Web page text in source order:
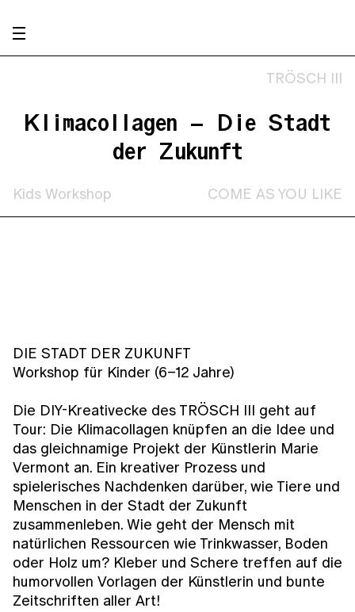
TRÖSCH III
Klimacollagen – Die Stadt
der Zukunft
Kids Workshop COME AS YOU LIKE
DIE STADT DER ZUKUNFT
Workshop für Kinder (6–12 Jahre)
Die DIY-Kreativecke des TRÖSCH III geht auf
Tour: Die Klimacollagen knüpfen an die Idee und
das gleichnamige Projekt der Künstlerin Marie
Vermont an. Ein kreativer Prozess und
spielerisches Nachdenken darüber, wie Tiere und
Menschen in der Stadt der Zukunft
zusammenleben. Wie geht der Mensch mit
natürlichen Ressourcen wie Trinkwasser, Boden
oder Holz um? Kleber und Schere treffen auf die
humorvollen Vorlagen der Künstlerin und bunte
Zeitschriften aller Art!